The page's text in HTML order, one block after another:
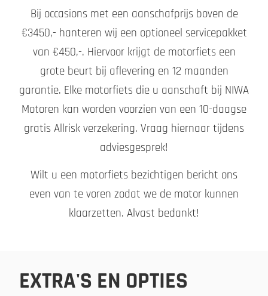
Bij occasions met een aanschafprijs boven de
€3450,- hanteren wij een optioneel servicepakket
van €450,-. Hiervoor krijgt de motorfiets een
grote beurt bij aflevering en 12 maanden
garantie. Elke motorfiets die u aanschaft bij NIWA
Motoren kan worden voorzien van een 10-daagse
gratis Allrisk verzekering. Vraag hiernaar tijdens
adviesgesprek!
Wilt u een motorfiets bezichtigen bericht ons
even van te voren zodat we de motor kunnen
klaarzetten. Alvast bedankt!
EXTRA'S EN OPTIES